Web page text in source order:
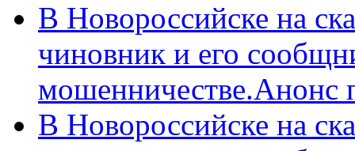
В Новороссийске на
чиновник и его
мошенничестве.Анонс
В Новороссийске на